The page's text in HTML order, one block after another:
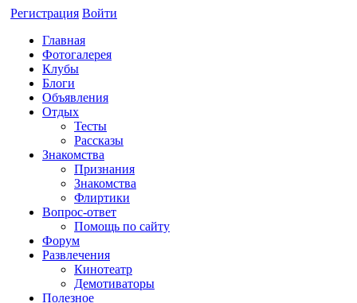
Регистрация Войти
Главная
Фотогалерея
Клубы
Блоги
Объявления
Отдых
Тесты
Рассказы
Знакомства
Признания
Знакомства
Флиртики
Вопрос-ответ
Помощь по сайту
Форум
Развлечения
Кинотеатр
Демотиваторы
Полезное